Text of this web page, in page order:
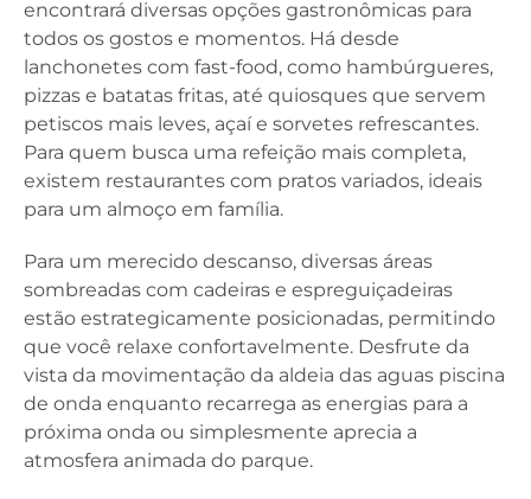
encontrará diversas opções gastronômicas para
todos os gostos e momentos. Há desde
lanchonetes com fast-food, como hambúrgueres,
pizzas e batatas fritas, até quiosques que servem
petiscos mais leves, açaí e sorvetes refrescantes.
Para quem busca uma refeição mais completa,
existem restaurantes com pratos variados, ideais
para um almoço em família.
Para um merecido descanso, diversas áreas
sombreadas com cadeiras e espreguiçadeiras
estão estrategicamente posicionadas, permitindo
que você relaxe confortavelmente. Desfrute da
vista da movimentação da aldeia das aguas piscina
de onda enquanto recarrega as energias para a
próxima onda ou simplesmente aprecia a
atmosfera animada do parque.